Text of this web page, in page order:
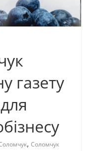
газету
, Соломчук